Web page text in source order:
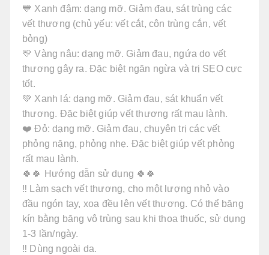
💙 Xanh đậm: dạng mỡ. Giảm đau, sát trùng các
vết thương (chủ yếu: vết cắt, côn trùng cắn, vết
bỏng)
💛 Vàng nâu: dạng mỡ. Giảm đau, ngứa do vết
thương gây ra. Đặc biệt ngăn ngừa và trị SẸO cực
tốt.
💚 Xanh lá: dạng mỡ. Giảm đau, sát khuẩn vết
thương. Đặc biệt giúp vết thương rất mau lành.
❤️ Đỏ: dạng mỡ. Giảm đau, chuyên trị các vết
phỏng nặng, phỏng nhẹ. Đặc biệt giúp vết phỏng
rất mau lành.
🍀🍀 Hướng dẫn sử dụng 🍀🍀
‼️ Làm sạch vết thương, cho một lượng nhỏ vào
đầu ngón tay, xoa đều lên vết thương. Có thể băng
kín bằng băng vô trùng sau khi thoa thuốc, sử dụng
1-3 lần/ngày.
‼️ Dùng ngoài da.